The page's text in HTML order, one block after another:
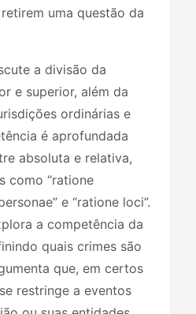
uma questão da
a divisão da
e superior, além da
ordinárias e
é aprofundada
absoluta e relativa,
como “ratione
e “ratione loci”.
a competência da
quais crimes são
que, em certos
restringe a eventos